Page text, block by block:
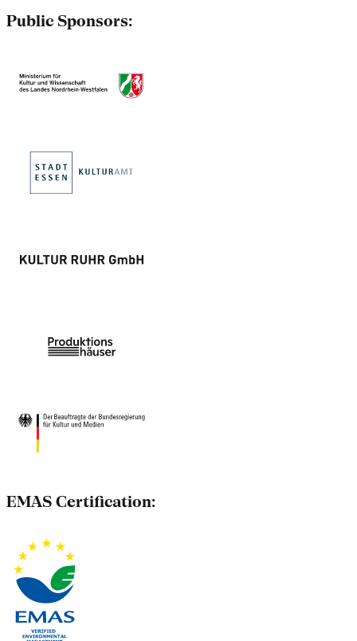
Public Sponsors:
EMAS Certification: